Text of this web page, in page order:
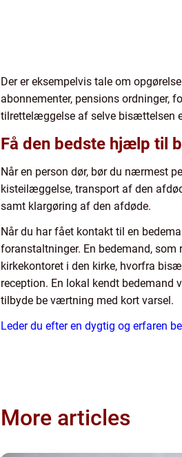
Der er eksempelvis tale om
abonnementer, pensions ordninger,
tilrettelæggelse af selve bisættelsen
Få den bedste hjælp til
Når en person dør, bør du nærmest
kisteilæggelse, transport af den
samt klargøring af den afdøde.
Når du har fået kontakt til en
foranstaltninger. En bedemand,
kirkekontoret i den kirke, hvorfra
reception. En lokal kendt
tilbyde be værtning med kort varsel.
Leder du efter en dygtig og erfaren
More articles